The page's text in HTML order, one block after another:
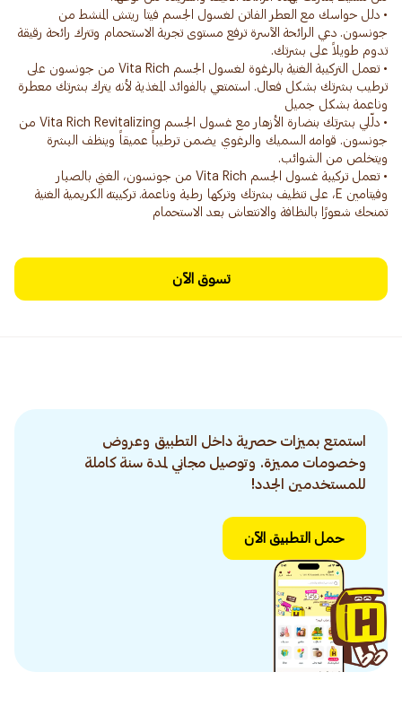
• دلل حواسك مع العطر الفاتن لغسول الجسم فيتا ريتش المنشط من
جونسون. دعي الرائحة الآسرة ترفع مستوى تجربة الاستحمام وتترك رائحة رقيقة
• تعمل التركيبة الغنية بالرغوة لغسول الجسم Vita Rich من جونسون على
ترطيب بشرتك بشكل فعال. استمتعي بالفوائد المغذية لأنه يترك بشرتك معطرة
• دلّلي بشرتك بنضارة الأزهار مع غسول الجسم Vita Rich Revitalizing من
جونسون. قوامه السميك والرغوي يضمن ترطيباً عميقاً وينظف البشرة
• تعمل تركيبة غسول الجسم Vita Rich من جونسون، الغني بالصبار
وفيتامين E، على تنظيف بشرتك وتركها رطبة وناعمة. تركيبته الكريمية الغنية
تمنحك شعورًا بالنظافة والانتعاش بعد الاستحمام
تسوق الآن
استمتع بميزات حصرية داخل التطبيق وعروض
وخصومات مميزة. وتوصيل مجاني لمدة سنة كاملة
للمستخدمين الجدد!
حمل التطبيق الآن